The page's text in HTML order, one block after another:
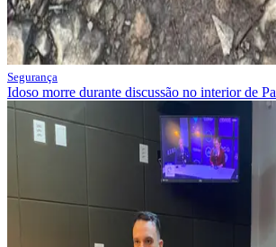
Segurança
Idoso morre durante discussão no interior de